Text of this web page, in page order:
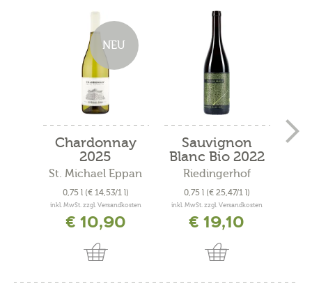
NEU
Chardonnay
2025
St. Michael Eppan
0,75 l (€ 14,53/1 l)
inkl. MwSt. zzgl. Versandkosten
€ 10,90
Sauvignon
Blanc Bio 2022
Riedingerhof
0,75 l (€ 25,47/1 l)
inkl. MwSt. zzgl. Versandkosten
€ 19,10